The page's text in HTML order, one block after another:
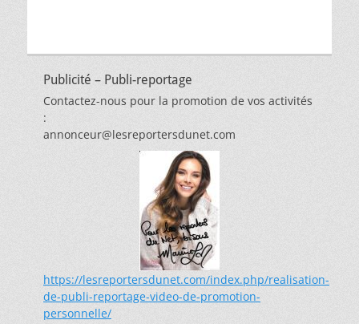
Publicité – Publi-reportage
Contactez-nous pour la promotion de vos activités
:
annonceur@lesreportersdunet.com
https://lesreportersdunet.com/index.php/realisation-
de-publi-reportage-video-de-promotion-
personnelle/